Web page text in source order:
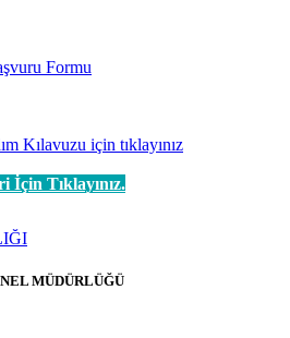
Formu
Kılavuzu için tıklayınız
İçin Tıklayınız.
MÜDÜRLÜĞÜ